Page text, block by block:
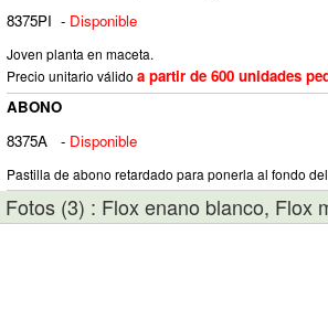
8375PI - Disponible
Joven planta en maceta.
Precio unitario válido a partir de 600 unidades
ABONO
8375A
- Disponible
Pastilla de abono retardado para ponerla al fondo
Fotos (3) : Flox enano blanco, Flox